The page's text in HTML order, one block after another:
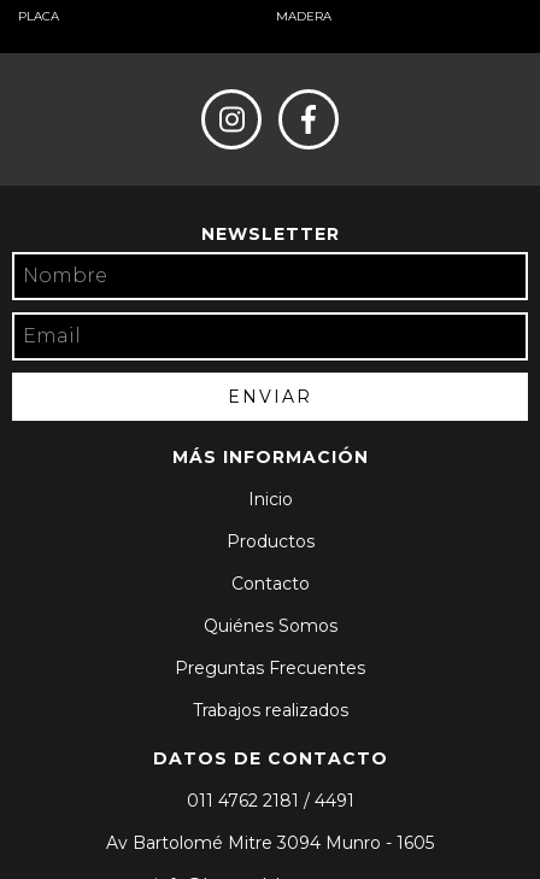
PLACA MADERA
NEWSLETTER
MÁS INFORMACIÓN
Inicio
Productos
Contacto
Quiénes Somos
Preguntas Frecuentes
Trabajos realizados
DATOS DE CONTACTO
011 4762 2181 / 4491
Av Bartolomé Mitre 3094 Munro - 1605